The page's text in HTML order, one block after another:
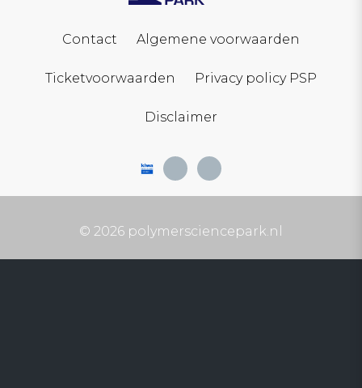
Contact Algemene voorwaarden
Ticketvoorwaarden Privacy policy PSP
Disclaimer
© 2026 polymersciencepark.nl